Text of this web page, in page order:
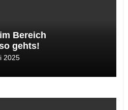
Bereich
gehts!
2025